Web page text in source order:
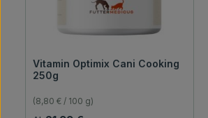
Vitamin Optimix Cani Cooking
250g
(8,80 € / 100 g)